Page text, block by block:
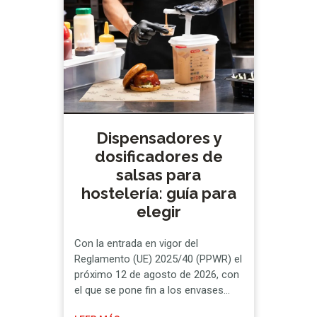
Peligros y Puntos de Control Crítico,
se establecen los protocolos …
Dispensadores y
dosificadores de
salsas para
hostelería: guía para
elegir
Con la entrada en vigor del
Reglamento (UE) 2025/40 (PPWR) el
próximo 12 de agosto de 2026, con
el que se pone fin a los envases